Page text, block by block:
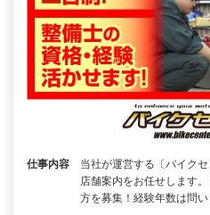
仕事内容
当社が運営する〔バイク
店舗案内をお任せします
方を募集！経験年数は問